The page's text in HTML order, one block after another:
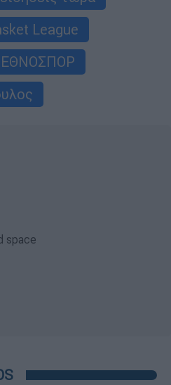
League
ΕΘΝΟΣΠΟΡ